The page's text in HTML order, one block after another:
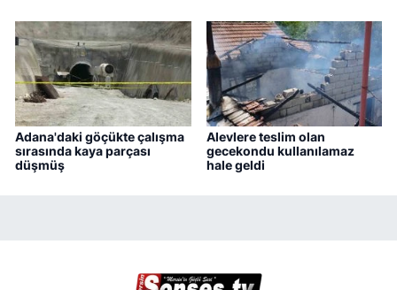
Adana'daki göçükte çalışma
sırasında kaya parçası
düşmüş
Alevlere teslim olan
gecekondu kullanılamaz
hale geldi